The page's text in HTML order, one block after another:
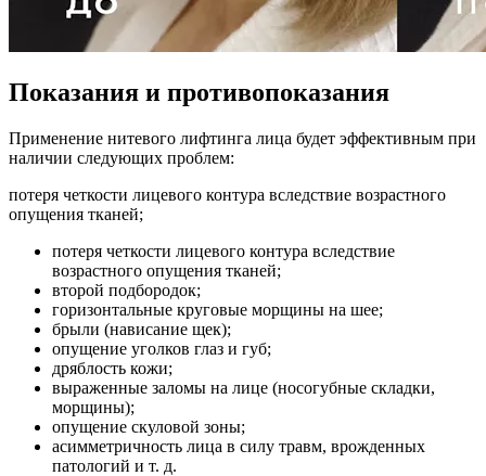
Показания и противопоказания
Применение нитевого лифтинга лица будет эффективным при
наличии следующих проблем:
потеря четкости лицевого контура вследствие возрастного
опущения тканей;
потеря четкости лицевого контура вследствие
возрастного опущения тканей;
второй подбородок;
горизонтальные круговые морщины на шее;
брыли (нависание щек);
опущение уголков глаз и губ;
дряблость кожи;
выраженные заломы на лице (носогубные складки,
морщины);
опущение скуловой зоны;
асимметричность лица в силу травм, врожденных
патологий и т. д.